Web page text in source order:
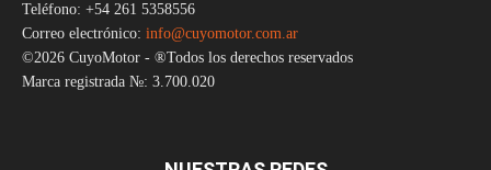
Teléfono: +54 261 5358556
Correo electrónico: info@cuyomotor.com.ar
©2026 CuyoMotor - ®Todos los derechos reservados
Marca registrada №: 3.700.020